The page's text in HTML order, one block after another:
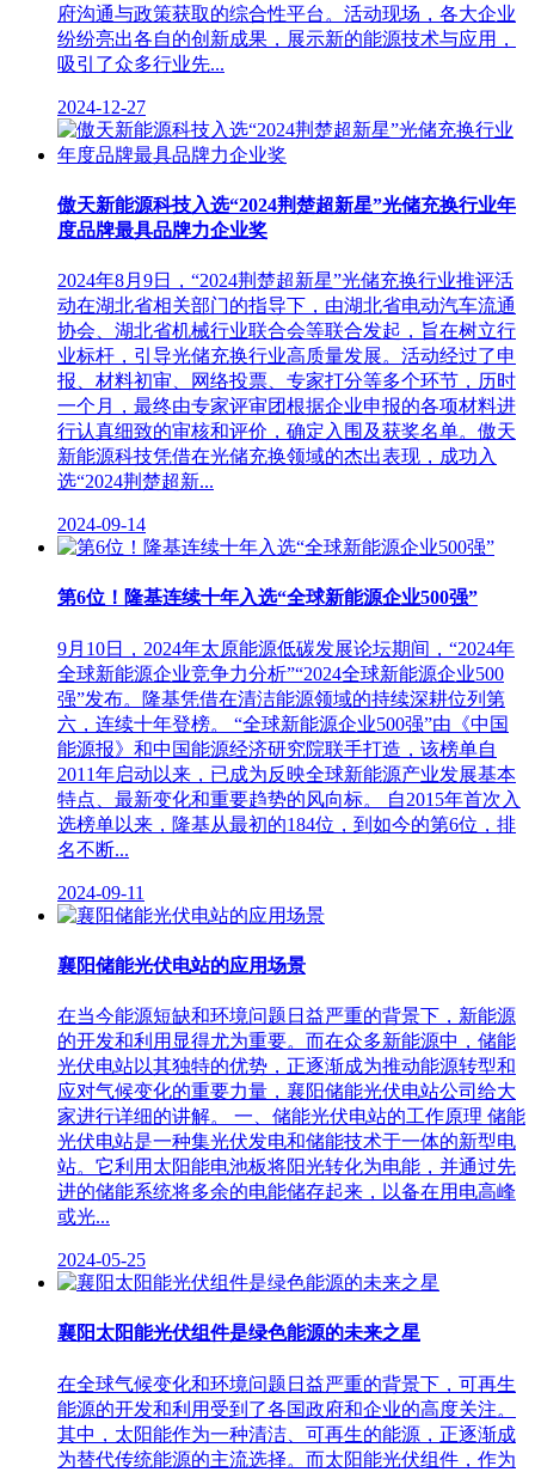
府沟通与政策获取的综合性平台。活动现场，各大企业
纷纷亮出各自的创新成果，展示新的能源技术与应用，
吸引了众多行业先...
2024-12-27
傲天新能源科技入选“2024荆楚超新星”光储充换行业年
度品牌最具品牌力企业奖
2024年8月9日，“2024荆楚超新星”光储充换行业推评活
动在湖北省相关部门的指导下，由湖北省电动汽车流通
协会、湖北省机械行业联合会等联合发起，旨在树立行
业标杆，引导光储充换行业高质量发展。活动经过了申
报、材料初审、网络投票、专家打分等多个环节，历时
一个月，最终由专家评审团根据企业申报的各项材料进
行认真细致的审核和评价，确定入围及获奖名单。傲天
新能源科技凭借在光储充换领域的杰出表现，成功入
选“2024荆楚超新...
2024-09-14
第6位！隆基连续十年入选“全球新能源企业500强”
9月10日，2024年太原能源低碳发展论坛期间，“2024年
全球新能源企业竞争力分析”“2024全球新能源企业500
强”发布。隆基凭借在清洁能源领域的持续深耕位列第
六，连续十年登榜。 “全球新能源企业500强”由《中国
能源报》和中国能源经济研究院联手打造，该榜单自
2011年启动以来，已成为反映全球新能源产业发展基本
特点、最新变化和重要趋势的风向标。 自2015年首次入
选榜单以来，隆基从最初的184位，到如今的第6位，排
名不断...
2024-09-11
襄阳储能光伏电站的应用场景
在当今能源短缺和环境问题日益严重的背景下，新能源
的开发和利用显得尤为重要。而在众多新能源中，储能
光伏电站以其独特的优势，正逐渐成为推动能源转型和
应对气候变化的重要力量，襄阳储能光伏电站公司给大
家进行详细的讲解。 一、储能光伏电站的工作原理 储能
光伏电站是一种集光伏发电和储能技术于一体的新型电
站。它利用太阳能电池板将阳光转化为电能，并通过先
进的储能系统将多余的电能储存起来，以备在用电高峰
或光...
2024-05-25
襄阳太阳能光伏组件是绿色能源的未来之星
在全球气候变化和环境问题日益严重的背景下，可再生
能源的开发和利用受到了各国政府和企业的高度关注。
其中，太阳能作为一种清洁、可再生的能源，正逐渐成
为替代传统能源的主流选择。而太阳能光伏组件，作为